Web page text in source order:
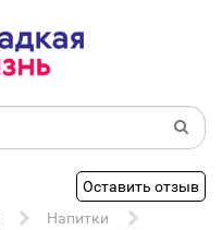
Оставить отзыв
Напитки